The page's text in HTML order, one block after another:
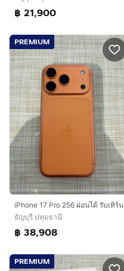
฿ 21,900
PREMIUM
iPhone 17 Pro 256 ผ่อนได้ รับเทิร์น
ธัญบุรี ปทุมธานี
฿ 38,908
PREMIUM